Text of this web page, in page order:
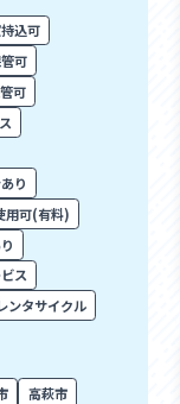
い宿
ション
ロード利活用推進協
」との観光友好交流
込可
可
可
り
用可(有料)
ス
ンタサイクル
高萩市